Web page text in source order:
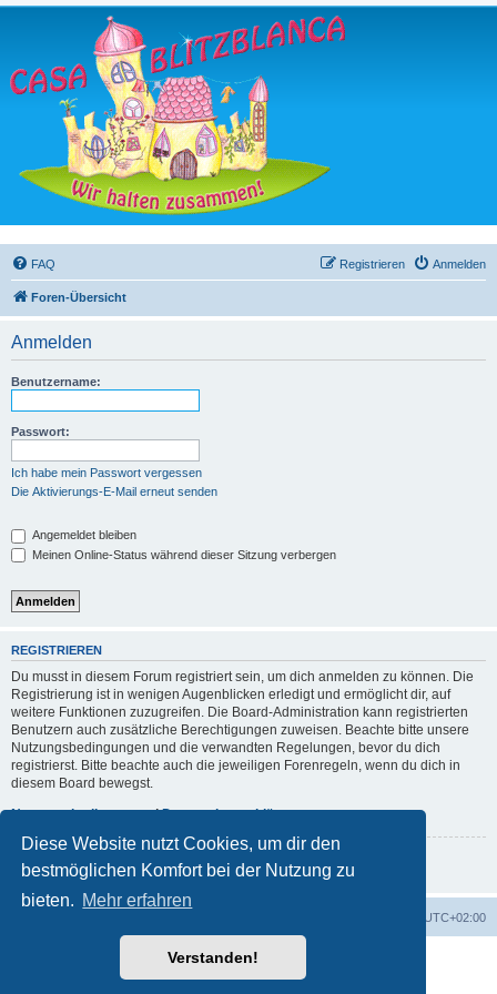
Diese Website nutzt Cookies, um dir den
bestmöglichen Komfort bei der Nutzung zu
bieten. Mehr erfahren
Verstanden!
FAQ Anmelden
Registrieren
Foren-Übersicht
Anmelden
Benutzername:
Passwort:
Ich habe mein Passwort vergessen
Die Aktivierungs-E-Mail erneut senden
Angemeldet bleiben
Meinen Online-Status während dieser Sitzung verbergen
REGISTRIEREN
Du musst in diesem Forum registriert sein, um dich anmelden zu können. Die
Registrierung ist in wenigen Augenblicken erledigt und ermöglicht dir, auf
weitere Funktionen zuzugreifen. Die Board-Administration kann registrierten
Benutzern auch zusätzliche Berechtigungen zuweisen. Beachte bitte unsere
Nutzungsbedingungen und die verwandten Regelungen, bevor du dich
registrierst. Bitte beachte auch die jeweiligen Forenregeln, wenn du dich in
diesem Board bewegst.
Nutzungsbedingungen|Datenschutzerklärung
Registrieren
UTC+02:00
Powered byphpBB® Forum Software © phpBB Limited
phpBB.de